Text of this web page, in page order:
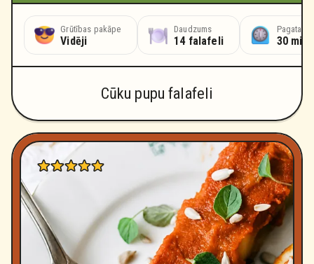
Grūtības pakāpe
Vidēji
Daudzums
14 falafeli 30
Cūku pupu falafeli